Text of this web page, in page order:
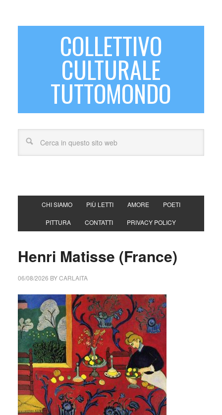
COLLETTIVO
CULTURALE
TUTTOMONDO
CHI SIAMO PIÙ LETTI AMORE POETI
PITTURA CONTATTI PRIVACY POLICY
Henri Matisse (France)
06/08/2026 BYCARLAITA